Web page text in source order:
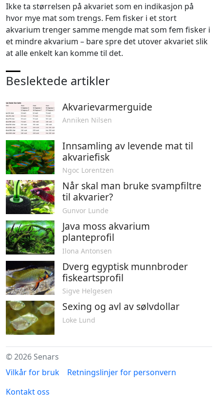
Ikke ta størrelsen på akvariet som en indikasjon på
hvor mye mat som trengs. Fem fisker i et stort
akvarium trenger samme mengde mat som fem fisker i
et mindre akvarium – bare spre det utover akvariet slik
at alle enkelt kan komme til det.
Beslektede artikler
Akvarievarmerguide
Anniken Nilsen
Innsamling av levende mat til
akvariefisk
Ngoc Lorentzen
Når skal man bruke svampfiltre
til akvarier?
Gunvor Lunde
Java moss akvarium
planteprofil
Ilona Antonsen
Dverg egyptisk munnbroder
fiskeartsprofil
Sigve Helgesen
Sexing og avl av sølvdollar
Loke Lund
© 2026 Senars
Vilkår for bruk
Retningslinjer for personvern
Kontakt oss